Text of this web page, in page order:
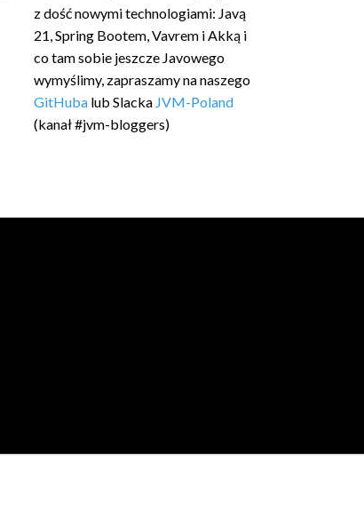
z dość nowymi technologiami: Javą
21, Spring Bootem, Vavrem i Akką i
co tam sobie jeszcze Javowego
wymyślimy, zapraszamy na naszego
GitHuba lub Slacka JVM-Poland
(kanał #jvm-bloggers)